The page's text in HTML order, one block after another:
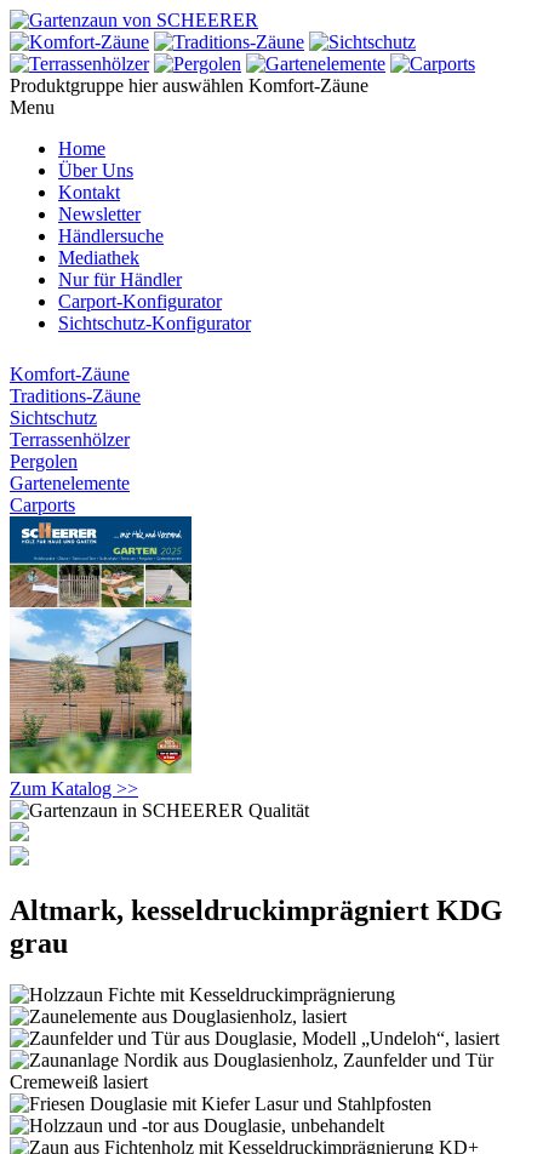
Produktgruppe hier auswählen Komfort-Zäune
Menu
Home
Über Uns
Kontakt
Newsletter
Händlersuche
Mediathek
Nur für Händler
Carport-Konfigurator
Sichtschutz-Konfigurator
Komfort-Zäune
Traditions-Zäune
Sichtschutz
Terrassenhölzer
Pergolen
Gartenelemente
Carports
Zum Katalog >>
Altmark, kesseldruckimprägniert KDG
grau